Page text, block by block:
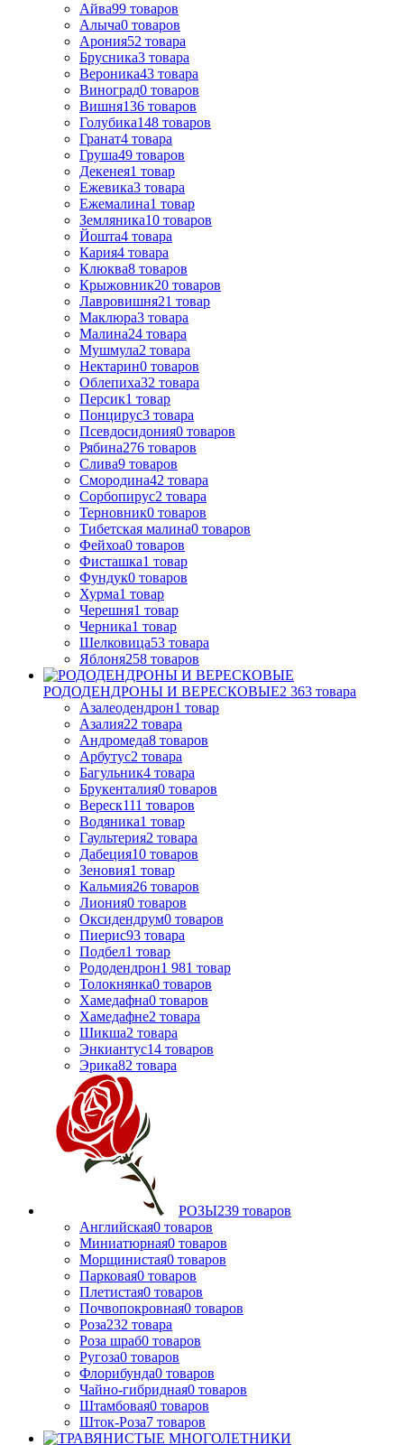
Айва99 товаров
Алыча0 товаров
Арония52 товара
Брусника3 товара
Вероника43 товара
Виноград0 товаров
Вишня136 товаров
Голубика148 товаров
Гранат4 товара
Груша49 товаров
Декенея1 товар
Ежевика3 товара
Ежемалина1 товар
Земляника10 товаров
Йошта4 товара
Кария4 товара
Клюква8 товаров
Крыжовник20 товаров
Лавровишня21 товар
Маклюра3 товара
Малина24 товара
Мушмула2 товара
Нектарин0 товаров
Облепиха32 товара
Персик1 товар
Понцирус3 товара
Псевдосидония0 товаров
Рябина276 товаров
Слива9 товаров
Смородина42 товара
Сорбопирус2 товара
Терновник0 товаров
Тибетская малина0 товаров
Фейхоа0 товаров
Фисташка1 товар
Фундук0 товаров
Хурма1 товар
Черешня1 товар
Черника1 товар
Шелковица53 товара
Яблоня258 товаров
РОДОДЕНДРОНЫ И ВЕРЕСКОВЫЕ2 363 товара
Азалеодендрон1 товар
Азалия22 товара
Андромеда8 товаров
Арбутус2 товара
Багульник4 товара
Брукенталия0 товаров
Вереск111 товаров
Водяника1 товар
Гаультерия2 товара
Дабеция10 товаров
Зеновия1 товар
Кальмия26 товаров
Лиония0 товаров
Оксидендрум0 товаров
Пиерис93 товара
Подбел1 товар
Рододендрон1 981 товар
Толокнянка0 товаров
Хамедафна0 товаров
Хамедафне2 товара
Шикша2 товара
Энкиантус14 товаров
Эрика82 товара
РОЗЫ239 товаров
Английская0 товаров
Миниатюрная0 товаров
Морщинистая0 товаров
Парковая0 товаров
Плетистая0 товаров
Почвопокровная0 товаров
Роза232 товара
Роза шраб0 товаров
Ругоза0 товаров
Флорибунда0 товаров
Чайно-гибридная0 товаров
Штамбовая0 товаров
Шток-Роза7 товаров